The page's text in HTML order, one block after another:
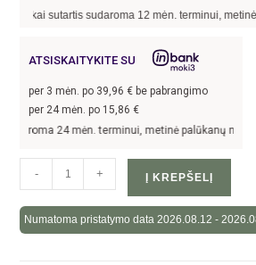
kai sutartis sudaroma12mėn. terminui, metinė
ATSISKAITYKITE SU
per 3 mėn. po 39,96 € be pabrangimo
per 24 mėn. po 15,86 €
24 mėn. terminui, metinė palūkanų norma –
- + Į KREPŠELĮ
Numatoma pristatymo data 2026.08.12 -